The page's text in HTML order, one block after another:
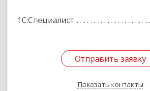
1С:Специалист
Отправить заявку
Показать контакты
Отправить заявку
Назад